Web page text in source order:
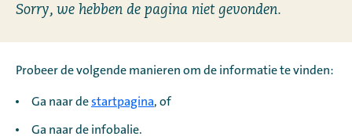
Sorry, we hebben de pagina niet gevonden.
Probeer de volgende manieren om de informatie te vinden:
Ga naar destartpagina, of
Ga naar de infobalie.